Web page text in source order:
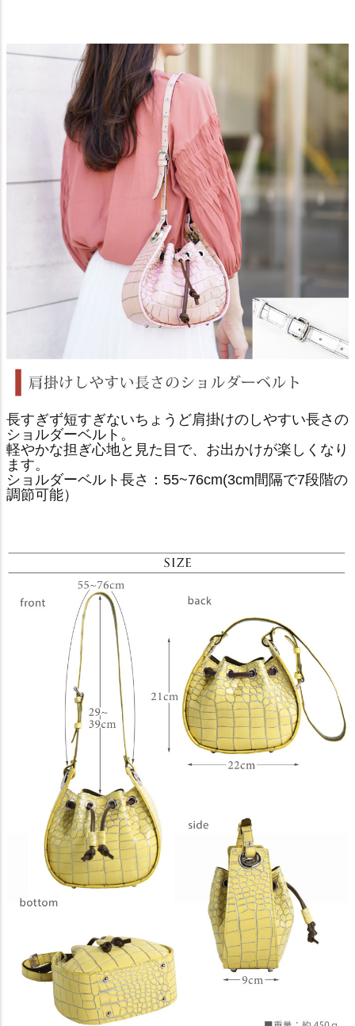
長すぎず短すぎないちょうど肩掛けのしやすい長さの
ショルダーベルト。
軽やかな担ぎ心地と見た目で、お出かけが楽しくなり
ます。
ショルダーベルト長さ：55~76cm(3cm間隔で7段階の
調節可能）